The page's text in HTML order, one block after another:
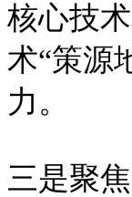
核心技
术“策源
力。
三是聚